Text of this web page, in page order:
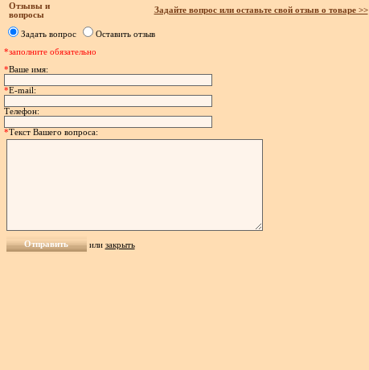
Отзывы и
вопросы
Задайте вопрос или оставьте свой отзыв о товаре >>
Задать вопрос
Оставить отзыв
*заполните обязательно
*Ваше имя:
*E-mail:
Телефон:
*Текст Вашего вопроса:
или закрыть